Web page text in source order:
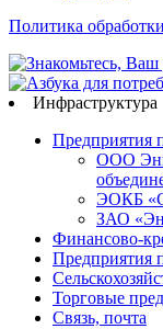
Политика
Инфраструктура
Предприятия
ООО
ЭОКБ
ЗАО
Финансово-
Предприятия
Торговые
Связь, почта